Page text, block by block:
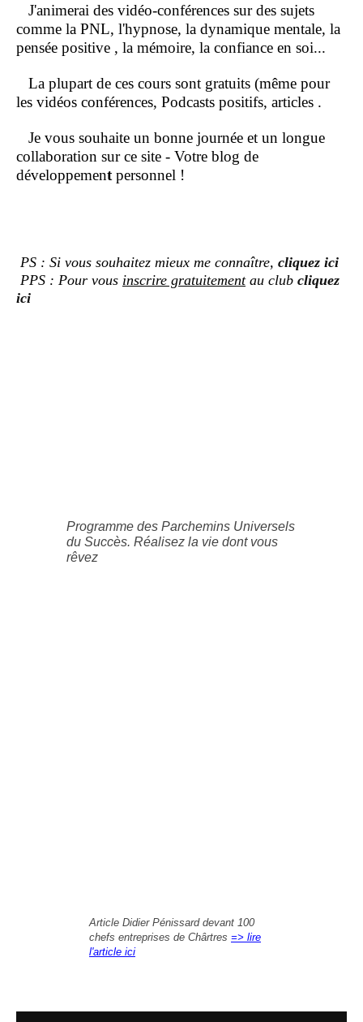
J'animerai des vidéo-conférences sur des sujets
comme la PNL, l'hypnose, la dynamique mentale, la
pensée positive , la mémoire, la confiance en soi...
La plupart de ces cours sont gratuits (même pour
les vidéos conférences, Podcasts positifs, articles .
Je vous souhaite un bonne journée et un longue
collaboration sur ce site - Votre blog de
développement personnel !
PS : Si vous souhaitez mieux me connaître, cliquez ici
PPS : Pour vous inscrire gratuitementau club cliquez
ici
Programme des Parchemins Universels
du Succès. Réalisez la vie dont vous
rêvez
Article Didier Pénissard devant 100
chefs entreprises de Chârtres => lire
l'article ici